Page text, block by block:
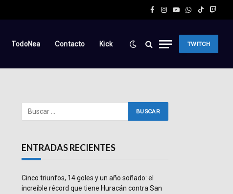
Facebook
Instagram
YouTube
WhatsApp
TikTokTwitch
TodoNea Contacto Kick TWITCH
ENTRADAS RECIENTES
Cinco triunfos, 14 goles y un año soñado: el
increíble récord que tiene Huracán contra San